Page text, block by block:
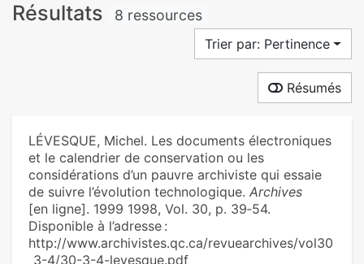
Résultats 8 ressources
Trier par: Pertinence
Résumés
LÉVESQUE, Michel. Les documents électroniques
et le calendrier de conservation ou les
considérations d’un pauvre archiviste qui essaie
de suivre l’évolution technologique. Archives
[en ligne]. 1999 1998, Vol. 30, p. 39‑54.
Disponible à l’adresse :
http://www.archivistes.qc.ca/revuearchives/vol30
_3-4/30-3-4-levesque.pdf